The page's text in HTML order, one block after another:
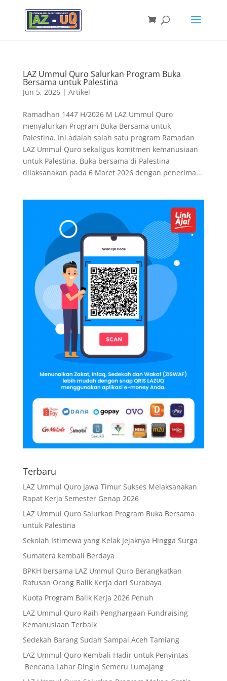
LAZ Ummul Quro Salurkan Program Buka
Bersama untuk Palestina
Jun 5, 2026| Artikel
Ramadhan 1447 H/2026 M LAZ Ummul Quro
menyalurkan Program Buka Bersama untuk
Palestina. Ini adalah salah satu program Ramadan
LAZ Ummul Quro sekaligus komitmen kemanusiaan
untuk Palestina. Buka bersama di Palestina
dilaksanakan pada 6 Maret 2026 dengan penerima...
Terbaru
LAZ Ummul Quro Jawa Timur Sukses Melaksanakan
Rapat Kerja Semester Genap 2026
LAZ Ummul Quro Salurkan Program Buka Bersama
untuk Palestina
Sekolah Istimewa yang Kelak Jejaknya Hingga Surga
Sumatera kembali Berdaya
BPKH bersama LAZ Ummul Quro Berangkatkan
Ratusan Orang Balik Kerja dari Surabaya
Kuota Program Balik Kerja 2026 Penuh
LAZ Ummul Quro Raih Penghargaan Fundraising
Kemanusiaan Terbaik
Sedekah Barang Sudah Sampai Aceh Tamiang
LAZ Ummul Quro Kembali Hadir untuk Penyintas
Bencana Lahar Dingin Semeru Lumajang